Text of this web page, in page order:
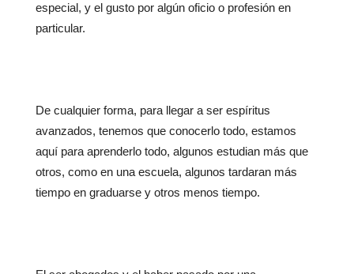
especial, y el gusto por algún oficio o profesión en
particular.
De cualquier forma, para llegar a ser espíritus
avanzados, tenemos que conocerlo todo, estamos
aquí para aprenderlo todo, algunos estudian más que
otros, como en una escuela, algunos tardaran más
tiempo en graduarse y otros menos tiempo.